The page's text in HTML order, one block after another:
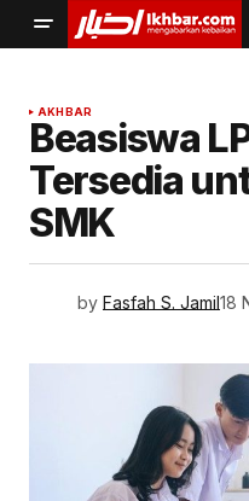
AKHBAR
Beasiswa
Tersedia
SMK
by Fasfah S. Jamil18